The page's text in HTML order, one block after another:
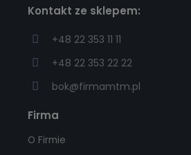
Kontakt ze sklepem:
+48 22 353 11 11
+48 22 353 22 22
bok@firmamtm.pl
Firma
O Firmie